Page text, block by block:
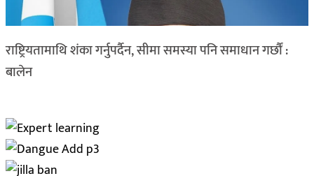
राष्ट्रियतामाथि शंका गर्नुपर्दैन, सीमा समस्या पनि समाधान गर्छौं :
बालेन